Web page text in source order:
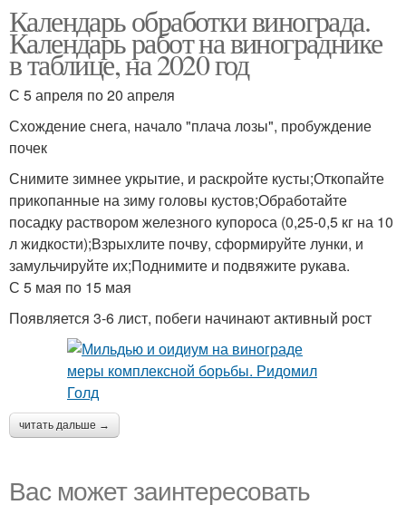
Уход за виноградом Виноградарь на весну
Календарь обработки винограда.
Календарь работ на винограднике
в таблице, на 2020 год
С 5 апреля по 20 апреля
Схождение снега, начало "плача лозы", пробуждение
почек
Снимите зимнее укрытие, и раскройте кусты;Откопайте
прикопанные на зиму головы кустов;Обработайте
посадку раствором железного купороса (0,25-0,5 кг на 10
л жидкости);Взрыхлите почву, сформируйте лунки, и
замульчируйте их;Поднимите и подвяжите рукава.
С 5 мая по 15 мая
Появляется 3-6 лист, побеги начинают активный рост
читать дальше →
Вас может заинтересовать